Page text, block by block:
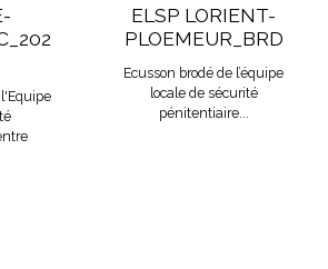
l'Equipe
ELSP LORIENT-
PLOEMEUR_BRD
Ecusson brodé de l’équipe
locale de sécurité
pénitentiaire...